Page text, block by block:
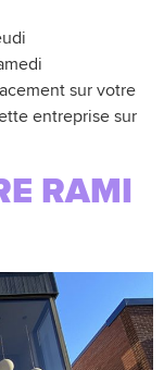
sur votre
entreprise sur
RAMI